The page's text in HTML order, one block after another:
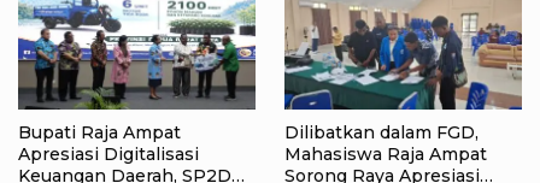
Bupati Raja Ampat
Apresiasi Digitalisasi
Keuangan Daerah, SP2D
Dilibatkan dalam FGD,
Mahasiswa Raja Ampat
Sorong Raya Apresiasi